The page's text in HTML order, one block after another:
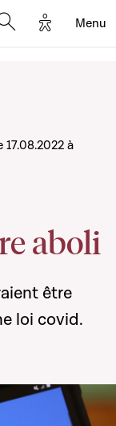
Options
Menu
aboli
17.08.2022 à
être
loi covid.